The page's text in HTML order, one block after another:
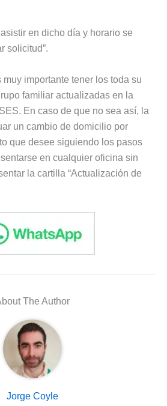
en dicho día y horario se
solicitud”.
importante tener los toda su
familiar actualizadas en la
En caso de que no sea así, la
un cambio de domicilio por
que desee siguiendo los pasos
en cualquier oficina sin
la cartilla “Actualización de
The Author
Jorge Coyle